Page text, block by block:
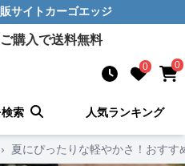
サイト カーゴエッジ
購入で送料無料
0 0
索 人気ランキング
› 夏にぴったりな軽やかさ！おすす